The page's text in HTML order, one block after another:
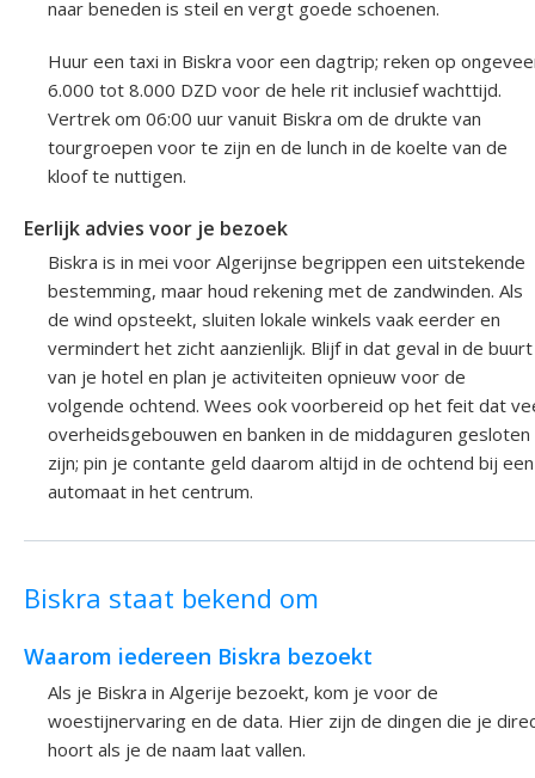
naar beneden is steil en vergt goede schoenen.
Huur een taxi in Biskra voor een dagtrip; reken op
6.000 tot 8.000 DZD voor de hele rit inclusief wachttijd.
Vertrek om 06:00 uur vanuit Biskra om de drukte van
tourgroepen voor te zijn en de lunch in de koelte van de
kloof te nuttigen.
Eerlijk advies voor je bezoek
Biskra is in mei voor Algerijnse begrippen een uitstekende
bestemming, maar houd rekening met de zandwinden. Als
de wind opsteekt, sluiten lokale winkels vaak eerder en
vermindert het zicht aanzienlijk. Blijf in dat geval in de buurt
van je hotel en plan je activiteiten opnieuw voor de
volgende ochtend. Wees ook voorbereid op het feit dat
overheidsgebouwen en banken in de middaguren gesloten
zijn; pin je contante geld daarom altijd in de ochtend bij een
automaat in het centrum.
Biskra staat bekend om
Waarom iedereen Biskra bezoekt
Als je Biskra in Algerije bezoekt, kom je voor de
woestijnervaring en de data. Hier zijn de dingen die je
hoort als je de naam laat vallen.